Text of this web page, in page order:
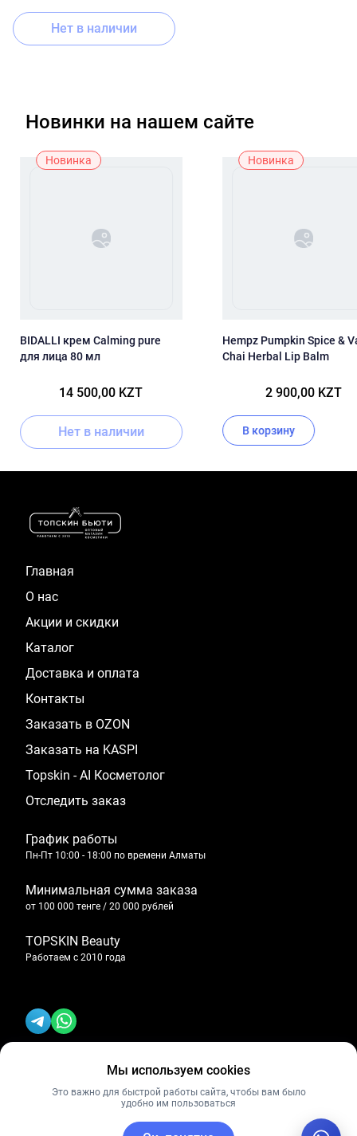
Нет в наличии
Новинки на нашем сайте
Новинка
BIDALLI крем Calming pure
для лица 80 мл
14 500,00 KZT
Нет в наличии
Новинка
Hempz Pumpkin Spice &
Chai Herbal Lip Balm
2 900,00 KZT
В корзину
Главная
О нас
Акции и скидки
Каталог
Доставка и оплата
Контакты
Заказать в OZON
Заказать на KASPI
Topskin - AI Косметолог
Отследить заказ
График работы
Пн-Пт 10:00 - 18:00 по времени Алматы
Минимальная сумма заказа
от 100 000 тенге / 20 000 рублей
TOPSKIN Beauty
Работаем с 2010 года
Политика конфиденциальности
Публичная оферта
Мы используем cookies
Это важно для быстрой работы сайта, чтобы вам было
удобно им пользоваться